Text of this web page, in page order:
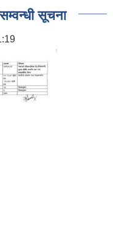
सम्वन्धी सूचना